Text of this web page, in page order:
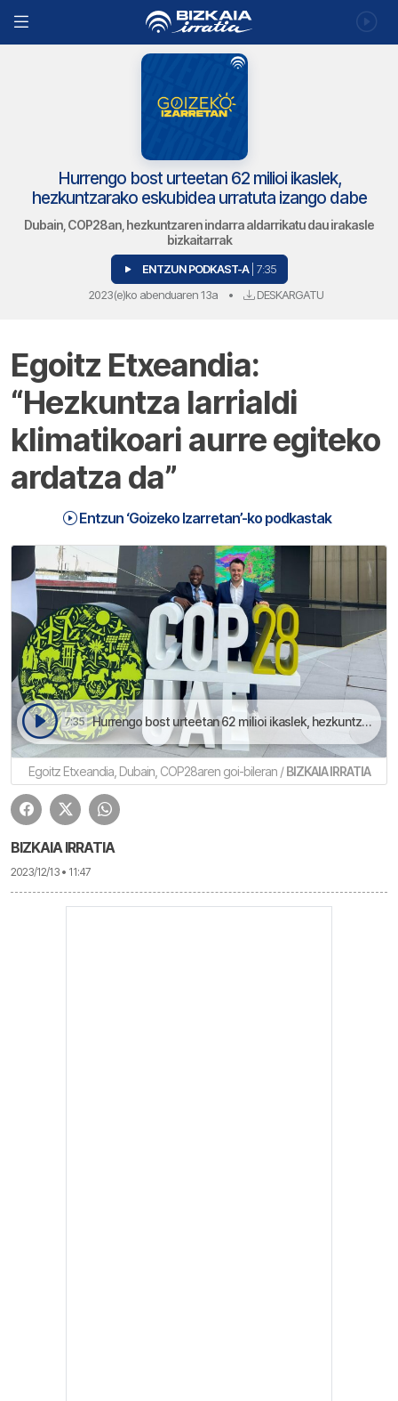
Hurrengo bost urteetan 62 milioi ikaslek,
hezkuntzarako eskubidea urratuta izango dabe
Dubain, COP28an, hezkuntzaren indarra aldarrikatu dau irakasle
bizkaitarrak
ENTZUN PODKAST-A | 7:35
2023(e)ko abenduaren 13a • DESKARGATU
Egoitz Etxeandia:
“Hezkuntza larrialdi
klimatikoari aurre egiteko
ardatza da”
Entzun ‘Goizeko Izarretan’-ko podkastak
7:35 Hurrengo bost urteetan 62 milioi ikaslek, hezkuntzarako eskubidea urratuta izango dabe | Goizeko Izarretan
Egoitz Etxeandia, Dubain, COP28aren goi-bileran /BIZKAIA IRRATIA
BIZKAIA IRRATIA
2023/12/13 • 11:47